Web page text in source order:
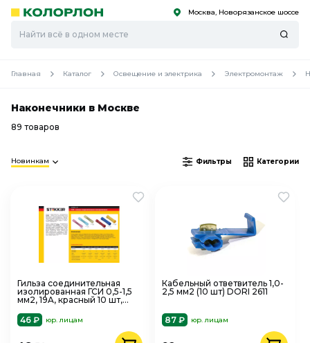
Скоро
Скоро Москва, Новорязанское шоссе
Главная Каталог Освещение и электрика Электромонтаж
Наконечники в Москве
89 товаров
Новинкам Фильтры Категории
Гильза соединительная
изолированная ГСИ 0,5-1,5
мм2, 19A, красный 10 шт,
46 ₽
юр. лицам
Кабельный ответвитель 1,0-
2,5 мм2 (10 шт) DORI 2611
87 ₽ юр. лицам